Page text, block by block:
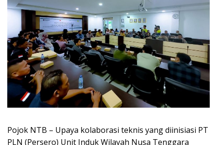
Pojok NTB – Upaya kolaborasi teknis yang diinisiasi PT
PLN (Persero) Unit Induk Wilayah Nusa Tenggara